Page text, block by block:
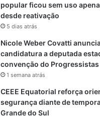
popular ficou sem uso
desde reativação
5 dias atrás
Nicole Weber Covatti
candidatura a deputada
convenção do Progressistas
1 semana atrás
CEEE Equatorial reforça
segurança diante de
Grande do Sul